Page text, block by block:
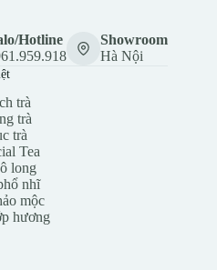
Hotline
Showroom
Hà Nội
trà
trà
trà
Tea
long
nhĩ
mộc
hương